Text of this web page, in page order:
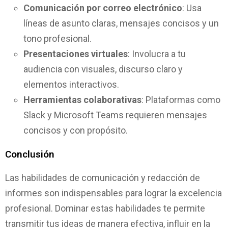
Comunicación por correo electrónico: Usa
líneas de asunto claras, mensajes concisos y un
tono profesional.
Presentaciones virtuales: Involucra a tu
audiencia con visuales, discurso claro y
elementos interactivos.
Herramientas colaborativas: Plataformas como
Slack y Microsoft Teams requieren mensajes
concisos y con propósito.
Conclusión
Las habilidades de comunicación y redacción de
informes son indispensables para lograr la excelencia
profesional. Dominar estas habilidades te permite
transmitir tus ideas de manera efectiva, influir en la